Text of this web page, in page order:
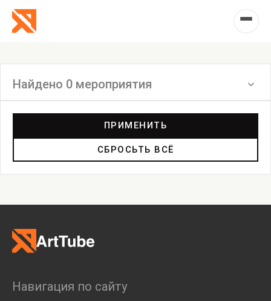
Найдено 0 мероприятия
Дискуссия
Пост-релиз
Пресс-конференция
Ярмарка
ПРИМЕНИТЬ
СБРОСЬТЬ ВСЁ
Навигация по сайту